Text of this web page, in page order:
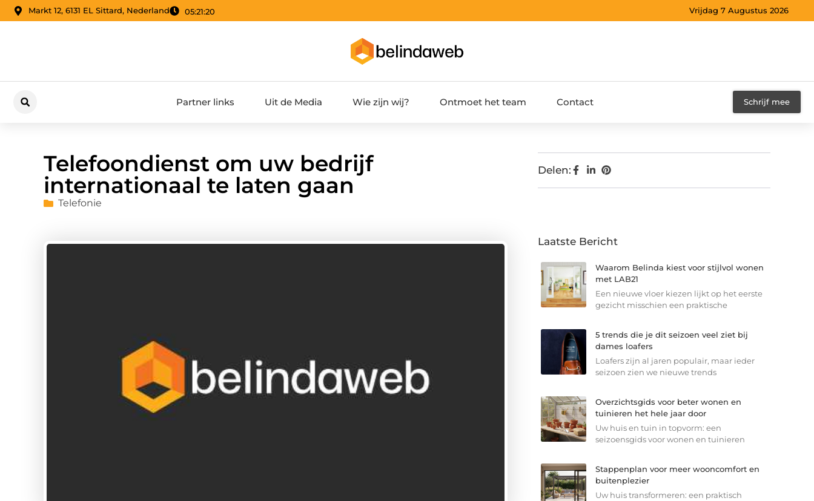
Markt 12, 6131 EL Sittard, Nederland 05:21:20 Vrijdag 7 Augustus 2026
Partner links Uit de Media Wie zijn wij? Ontmoet het team Contact Schrijf mee
Telefoondienst om uw bedrijf
internationaal te laten gaan
Telefonie
Delen:
Laatste Bericht
Waarom Belinda kiest voor stijlvol wonen
met LAB21
Een nieuwe vloer kiezen lijkt op het eerste
gezicht misschien een praktische
5 trends die je dit seizoen veel ziet bij
dames loafers
Loafers zijn al jaren populair, maar ieder
seizoen zien we nieuwe trends
Overzichtsgids voor beter wonen en
tuinieren het hele jaar door
Uw huis en tuin in topvorm: een
seizoensgids voor wonen en tuinieren
Stappenplan voor meer wooncomfort en
buitenplezier
Uw huis transformeren: een praktisch